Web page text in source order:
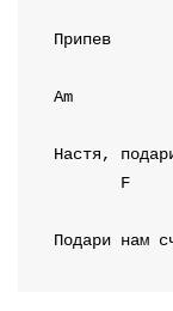
Припев
Am
F